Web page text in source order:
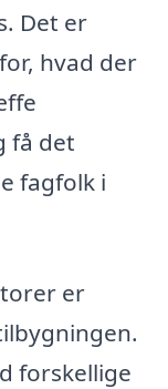
Det er
hvad der
få det
fagfolk i
er
forskellige